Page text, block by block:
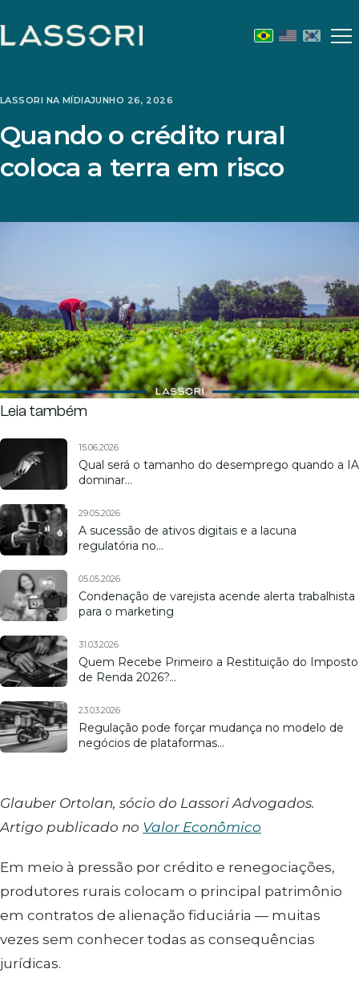
LASSORI NA MÍDIAJUNHO 26, 2026
Quando o crédito rural
coloca a terra em risco
Leia também
15.06.2026
Qual será o tamanho do desemprego quando a IA
dominar…
29.05.2026
A sucessão de ativos digitais e a lacuna
regulatória no…
05.05.2026
Condenação de varejista acende alerta trabalhista
para o marketing
31.03.2026
Quem Recebe Primeiro a Restituição do Imposto
de Renda 2026?…
23.03.2026
Regulação pode forçar mudança no modelo de
negócios de plataformas…
Glauber Ortolan, sócio do Lassori Advogados.
Artigo publicado no Valor Econômico
Em meio à pressão por crédito e renegociações,
produtores rurais colocam o principal patrimônio
em contratos de alienação fiduciária — muitas
vezes sem conhecer todas as consequências
jurídicas.